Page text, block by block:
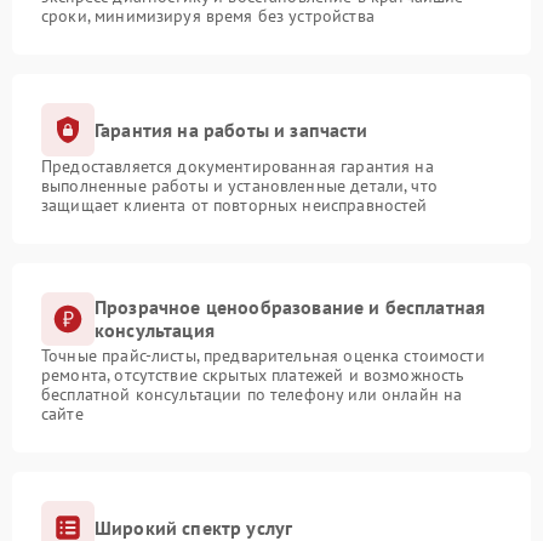
сроки, минимизируя время без устройства
Гарантия на работы и запчасти
Предоставляется документированная гарантия на
выполненные работы и установленные детали, что
защищает клиента от повторных неисправностей
Прозрачное ценообразование и бесплатная
консультация
Точные прайс-листы, предварительная оценка стоимости
ремонта, отсутствие скрытых платежей и возможность
бесплатной консультации по телефону или онлайн на
сайте
Широкий спектр услуг